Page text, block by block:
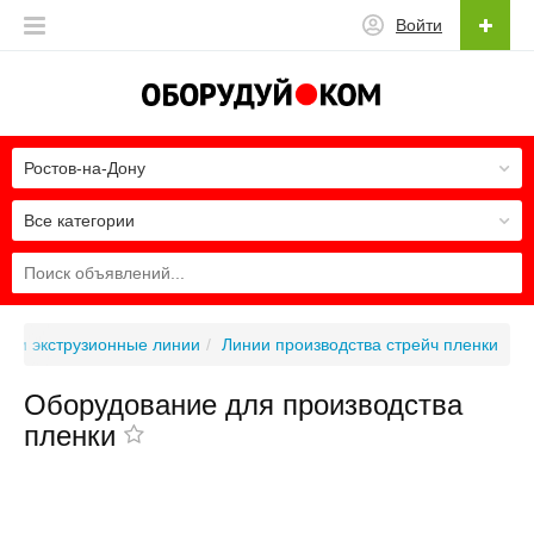
Войти
Все категории
Ростов-на-Дону
и экструзионные линии Линии производства стрейч пленки
Оборудование для производства
пленки